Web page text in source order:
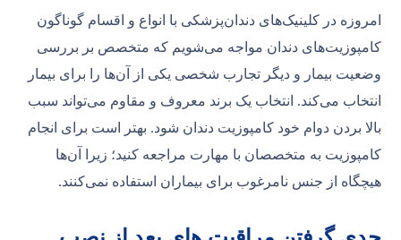
امروزه در کلینیک‌های دندان‌پزشکی با انواع و اقسام گوناگون
کامپوزیت‌های دندان مواجه می‌شویم که متخصص بر بررسی
وضعیت بیمار و دیگر تجارب شخصی یکی از آن‌ها را برای بیمار
انتخاب می‌کند. انتخاب یک برند معروف و مقاوم می‌تواند سبب
بالا بردن دوام خود کامپوزیت دندان شود. بهتر است برای انجام
کامپوزیت به متخصصان با مهارت مراجعه کنید؛ زیرا آن‌ها
هیچگاه از جنس نامرغوب برای بیماران استفاده نمی‌کنند.